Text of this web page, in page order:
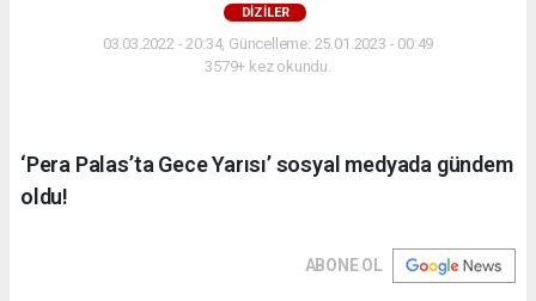
DİZİLER
03.03.2022 - 20:34, Güncelleme: 25.01.2023 - 00:49
3579+ kez okundu.
‘Pera Palas’ta Gece Yarısı’ sosyal medyada gündem
oldu!
ABONE OL